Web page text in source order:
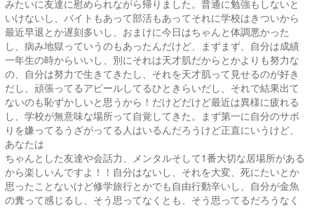
みたいに友達に慰められながら帰りました。普通に勉強もしないと
いけないし、バイトもあって部活もあってそれに学校はきついから
最近早退とか遅刻多いし、おまけに今日はちゃんと体調悪かった
し、病み地獄っていうのもあったんだけど、まずまず、自分は成績
一年生の時からいいし、別にそれは天才肌だからとかよりも努力な
の、自分は努力で生きてきたし、それを天才肌って見せるのが好き
だし、頑張ってるアピールしてるひときらいだし、それで結果出て
ないのも恥ずかしいと思うから！だけどだけど最近は異様に疲れる
し、学校が無意味な場所って自覚してきた。まず第一に自分のサボ
りを嫌ってるうざがってる人はいるんだろうけど正直にいうけど、
あなたは
ちゃんとした友達や会話力、メンタルそして1番大切な居場所がある
から楽しいんですよ！！自分はないし、それを大変、死にたいとか
思ったことないけど修学旅行とかでも自由行動辛いし、自分が金魚
の糞って感じるし、そう思ってなくとも、そう思ってるだろうなく